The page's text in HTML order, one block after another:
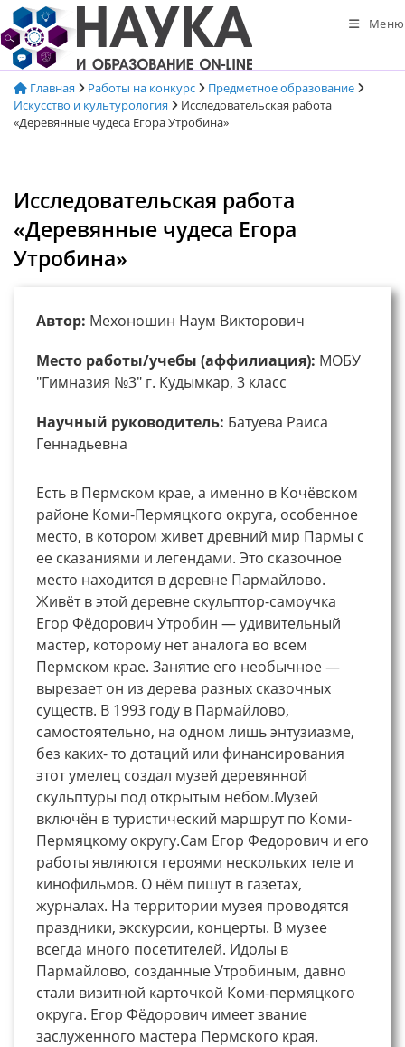
Перейти
к
содержимому
Меню
Главная Работы на конкурс
Предметное образование
Искусство и культурология
Исследовательская работа
«Деревянные чудеса Егора Утробина»
Исследовательская работа
«Деревянные чудеса Егора
Утробина»
Автор: Мехоношин Наум Викторович
Место работы/учебы (аффилиация): МОБУ
"Гимназия №3" г. Кудымкар, 3 класс
Научный руководитель: Батуева Раиса
Геннадьевна
Есть в Пермском крае, а именно в Кочёвском
районе Коми-Пермяцкого округа, особенное
место, в котором живет древний мир Пармы с
ее сказаниями и легендами. Это сказочное
место находится в деревне Пармайлово.
Живёт в этой деревне скульптор-самоучка
Егор Фёдорович Утробин — удивительный
мастер, которому нет аналога во всем
Пермском крае. Занятие его необычное —
вырезает он из дерева разных сказочных
существ. В 1993 году в Пармайлово,
самостоятельно, на одном лишь энтузиазме,
без каких- то дотаций или финансирования
этот умелец создал музей деревянной
скульптуры под открытым небом.Музей
включён в туристический маршрут по Коми-
Пермяцкому округу.Сам Егор Федорович и его
работы являются героями нескольких теле и
кинофильмов. О нём пишут в газетах,
журналах. На территории музея проводятся
праздники, экскурсии, концерты. В музее
всегда много посетителей. Идолы в
Пармайлово, созданные Утробиным, давно
стали визитной карточкой Коми-пермяцкого
округа. Егор Фёдорович имеет звание
заслуженного мастера Пермского края.